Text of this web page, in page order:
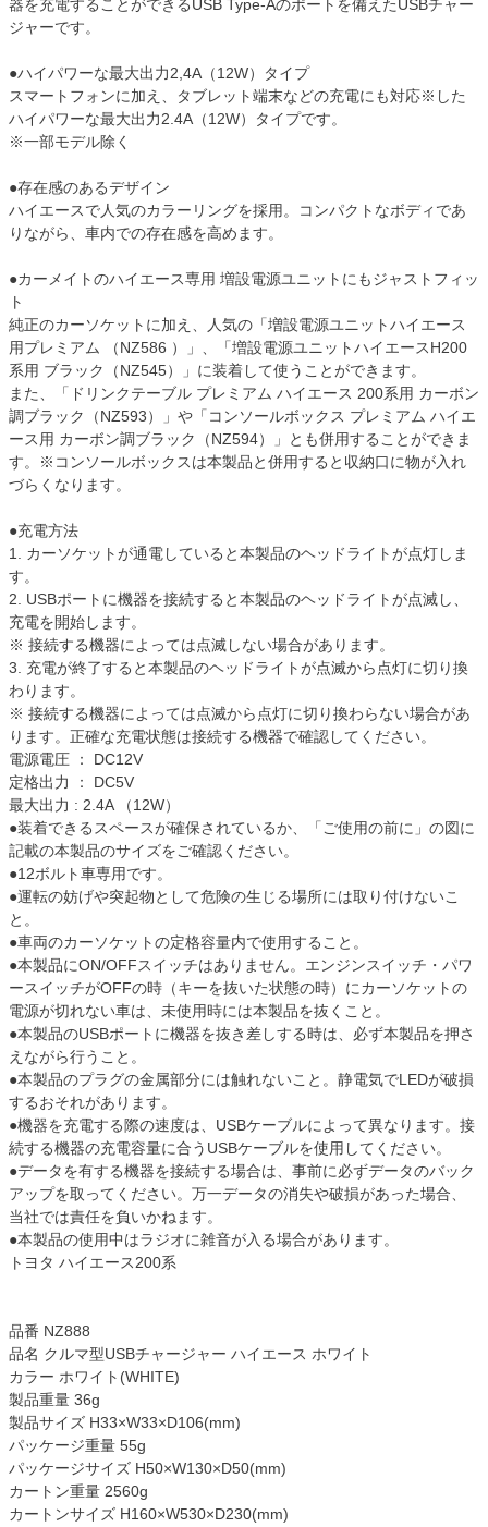
器を充電することができるUSB Type-Aのポートを備えたUSBチャー
ジャーです。
●ハイパワーな最大出力2,4A（12W）タイプ
スマートフォンに加え、タブレット端末などの充電にも対応※した
ハイパワーな最大出力2.4A（12W）タイプです。
※一部モデル除く
●存在感のあるデザイン
ハイエースで人気のカラーリングを採用。コンパクトなボディであ
りながら、車内での存在感を高めます。
●カーメイトのハイエース専用 増設電源ユニットにもジャストフィッ
ト
純正のカーソケットに加え、人気の「増設電源ユニットハイエース
用プレミアム （NZ586 ）」、「増設電源ユニットハイエースH200
系用 ブラック（NZ545）」に装着して使うことができます。
また、「ドリンクテーブル プレミアム ハイエース 200系用 カーボン
調ブラック（NZ593）」や「コンソールボックス プレミアム ハイエ
ース用 カーボン調ブラック（NZ594）」とも併用することができま
す。※コンソールボックスは本製品と併用すると収納口に物が入れ
づらくなります。
●充電方法
1. カーソケットが通電していると本製品のヘッドライトが点灯しま
す。
2. USBポートに機器を接続すると本製品のヘッドライトが点滅し、
充電を開始します。
※ 接続する機器によっては点滅しない場合があります。
3. 充電が終了すると本製品のヘッドライトが点滅から点灯に切り換
わります。
※ 接続する機器によっては点滅から点灯に切り換わらない場合があ
ります。正確な充電状態は接続する機器で確認してください。
電源電圧 ： DC12V
定格出力 ： DC5V
最大出力 : 2.4A （12W）
●装着できるスペースが確保されているか、「ご使用の前に」の図に
記載の本製品のサイズをご確認ください。
●12ボルト車専用です。
●運転の妨げや突起物として危険の生じる場所には取り付けないこ
と。
●車両のカーソケットの定格容量内で使用すること。
●本製品にON/OFFスイッチはありません。エンジンスイッチ・パワ
ースイッチがOFFの時（キーを抜いた状態の時）にカーソケットの
電源が切れない車は、未使用時には本製品を抜くこと。
●本製品のUSBポートに機器を抜き差しする時は、必ず本製品を押さ
えながら行うこと。
●本製品のプラグの金属部分には触れないこと。静電気でLEDが破損
するおそれがあります。
●機器を充電する際の速度は、USBケーブルによって異なります。接
続する機器の充電容量に合うUSBケーブルを使用してください。
●データを有する機器を接続する場合は、事前に必ずデータのバック
アップを取ってください。万一データの消失や破損があった場合、
当社では責任を負いかねます。
●本製品の使用中はラジオに雑音が入る場合があります。
トヨタ ハイエース200系
品番 NZ888
品名 クルマ型USBチャージャー ハイエース ホワイト
カラー ホワイト(WHITE)
製品重量 36g
製品サイズ H33×W33×D106(mm)
パッケージ重量 55g
パッケージサイズ H50×W130×D50(mm)
カートン重量 2560g
カートンサイズ H160×W530×D230(mm)